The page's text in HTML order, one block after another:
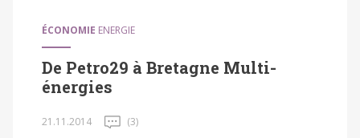
ÉCONOMIE ENERGIE
De Petro29 à Bretagne Multi-
énergies
21.11.2014 (3)